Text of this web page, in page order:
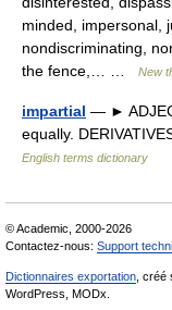
minded, impersonal,
nondiscriminating,
the fence,… …
New
impartial — ►
equally.
English terms dictionary
© Academic, 2000-2026
Contactez-nous: Support
Dictionnaires exportation , créé
WordPress, MODx.